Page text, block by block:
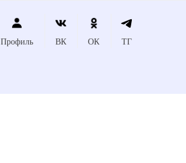
Профиль ВК ОК ТГ